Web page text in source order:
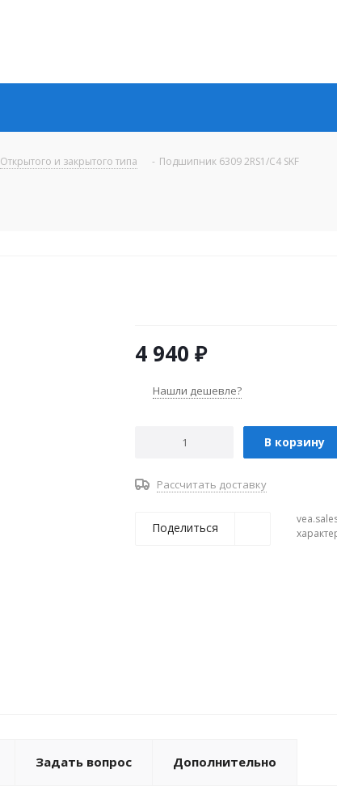
Открытого и закрытого типа - Подшипник 6309 2RS1/C4 SKF
4 940 ₽
Нашли дешевле?
В корзину
Рассчитать доставку
Поделиться
Задать вопрос Дополнительно